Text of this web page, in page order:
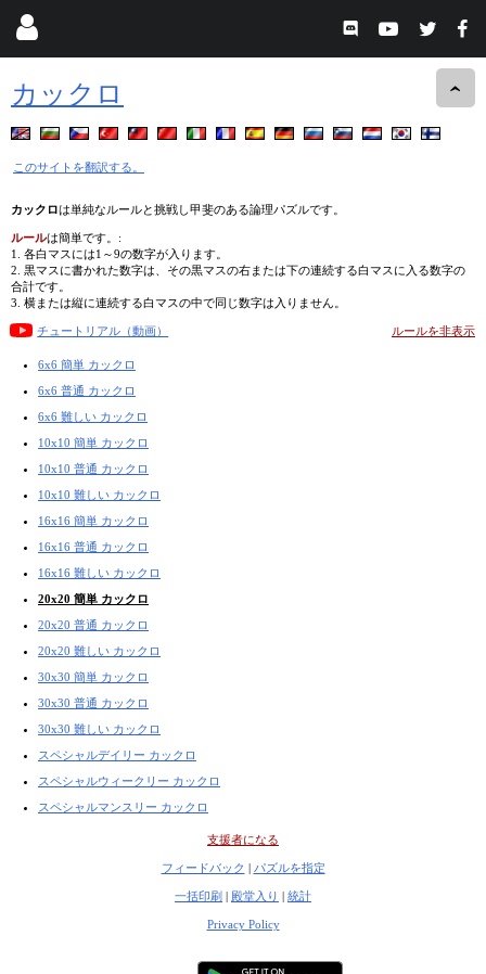
カックロ
このサイトを翻訳する。
カックロは単純なルールと挑戦し甲斐のある論理パズルです。
ルールは簡単です。:
1. 各白マスには1～9の数字が入ります。
2. 黒マスに書かれた数字は、その黒マスの右または下の連続する白マスに入る数字の
合計です。
3. 横または縦に連続する白マスの中で同じ数字は入りません。
チュートリアル（動画） ルールを非表示
6x6 簡単 カックロ
6x6 普通 カックロ
6x6 難しい カックロ
10x10 簡単 カックロ
10x10 普通 カックロ
10x10 難しい カックロ
16x16 簡単 カックロ
16x16 普通 カックロ
16x16 難しい カックロ
20x20 簡単 カックロ
20x20 普通 カックロ
20x20 難しい カックロ
30x30 簡単 カックロ
30x30 普通 カックロ
30x30 難しい カックロ
スペシャルデイリー カックロ
スペシャルウィークリー カックロ
スペシャルマンスリー カックロ
支援者になる
フィードバック | パズルを指定
一括印刷 | 殿堂入り | 統計
Privacy Policy